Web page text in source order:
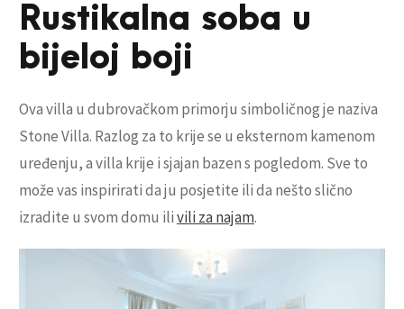
Rustikalna soba u
bijeloj boji
Ova villa u dubrovačkom primorju simboličnog je naziva
Stone Villa. Razlog za to krije se u eksternom kamenom
uređenju, a villa krije i sjajan bazen s pogledom. Sve to
može vas inspirirati da ju posjetite ili da nešto slično
izradite u svom domu ilivili za najam.